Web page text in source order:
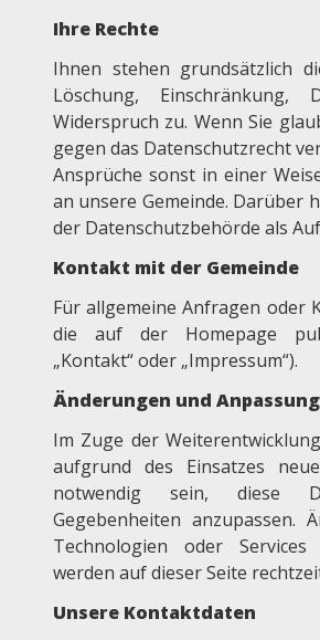
Ihre Rechte
Ihnen stehen grundsätzlich
Löschung, Einschränkung,
Widerspruch zu. Wenn Sie
gegen das Datenschutzrecht
Ansprüche sonst in einer
an unsere Gemeinde. Darüber
der Datenschutzbehörde als
Kontakt mit der Gemeinde
Für allgemeine Anfragen oder
die auf der Homepage
„Kontakt“ oder „Impressum“).
Änderungen und
Im Zuge der
aufgrund des Einsatzes
notwendig sein, diese
Gegebenheiten anzupassen.
Technologien oder Services
werden auf dieser Seite
Unsere Kontaktdaten